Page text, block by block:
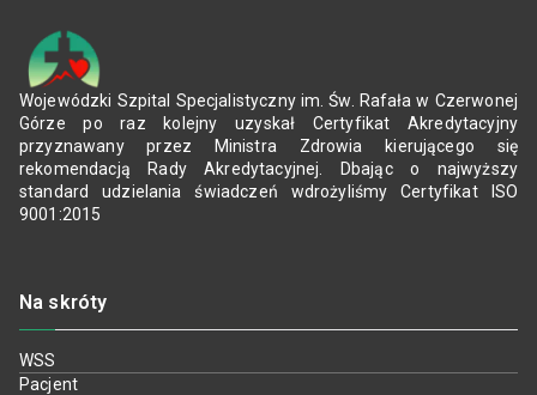
Wojewódzki Szpital Specjalistyczny im. Św. Rafała w Czerwonej
Górze po raz kolejny uzyskał Certyfikat Akredytacyjny
przyznawany przez Ministra Zdrowia kierującego się
rekomendacją Rady Akredytacyjnej. Dbając o najwyższy
standard udzielania świadczeń wdrożyliśmy Certyfikat ISO
9001:2015
Na skróty
WSS
Pacjent